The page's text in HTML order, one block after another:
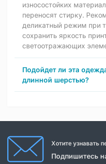
износостойких
переносят стирку.
деликатный режим при
сохранить яркость
светоотражающих
Подойдет ли эта
длинной шерстью?
Хотите узнавать
Подпишитесь